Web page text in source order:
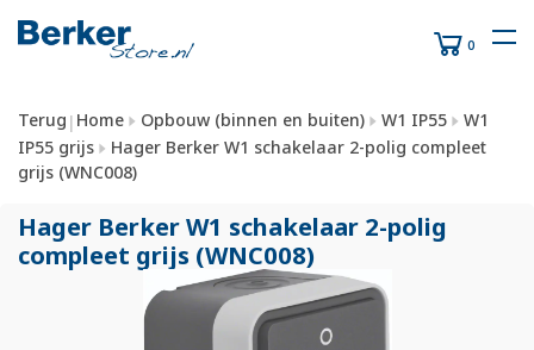
0
Terug | Home Opbouw (binnen en buiten) W1 IP55
W1
IP55 grijs
Hager Berker W1 schakelaar 2-polig compleet
grijs (WNC008)
Hager Berker W1 schakelaar 2-polig
compleet grijs (WNC008)